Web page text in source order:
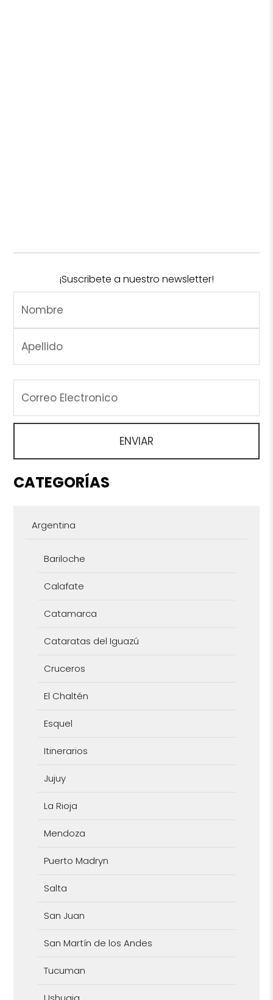
¡Suscribete a nuestro newsletter!
CATEGORÍAS
Argentina
Bariloche
Calafate
Catamarca
Cataratas del Iguazú
Cruceros
El Chaltén
Esquel
Itinerarios
Jujuy
La Rioja
Mendoza
Puerto Madryn
Salta
San Juan
San Martín de los Andes
Tucuman